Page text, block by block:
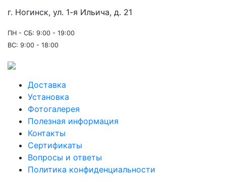
г. Ногинск, ул. 1-я Ильича, д. 21
ПН - СБ: 9:00 - 19:00
ВС: 9:00 - 18:00
Доставка
Установка
Фотогалерея
Полезная информация
Контакты
Сертификаты
Вопросы и ответы
Политика конфиденциальности